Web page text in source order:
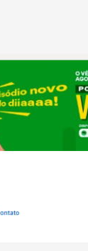
fim de ano e
maior de
de
em
operaram com
financeiro. Já o
ficou em
anterior.
a outubro, o